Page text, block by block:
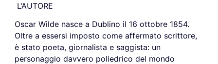
L’AUTORE
Oscar Wilde nasce a Dublino il 16 ottobre 1854.
Oltre a essersi imposto come affermato scrittore,
è stato poeta, giornalista e saggista: un
personaggio davvero poliedrico del mondo